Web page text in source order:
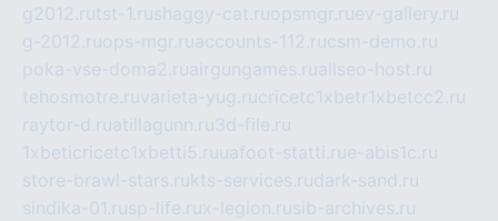
g2012.rutst-1.rushaggy-cat.ruopsmgr.ruev-gallery.ru
g-2012.ruops-mgr.ruaccounts-112.rucsm-demo.ru
poka-vse-doma2.ruairgungames.ruallseo-host.ru
tehosmotre.ruvarieta-yug.rucricetc1xbetr1xbetcc2.ru
raytor-d.ruatillagunn.ru3d-file.ru
1xbeticricetc1xbetti5.ruuafoot-statti.rue-abis1c.ru
store-brawl-stars.rukts-services.rudark-sand.ru
sindika-01.rusp-life.rux-legion.rusib-archives.ru